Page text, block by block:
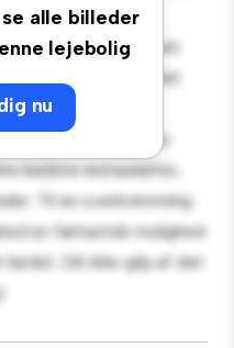
alle billeder
lejebolig
nu
1-værelses
opholdsrum.
at underholde, og det
bedste hårde
beliggenhed vil du
bedste restauranter,
Til en overkommelig
en fantastisk mulighed
bedst. Gå ikke glip af det